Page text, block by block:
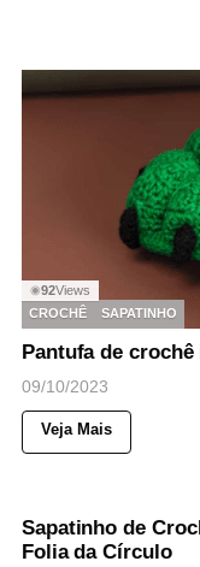
◉92Views
CROCHÊ
SAPATINHO
Pantufa de
09/10/2023
Veja Mais
Sapatinho de
Folia da Círculo